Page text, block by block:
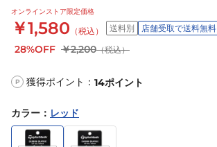
オンラインストア限定価格
￥1,580 （税込） 送料別 店舗受取で送料無料
28%OFF ￥2,200（税込）
P 獲得ポイント： 14ポイント
カラー ： レッド